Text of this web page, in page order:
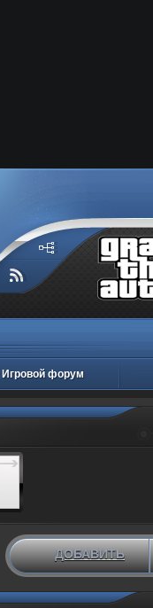
Игровой форум
ДОБАВИТЬ